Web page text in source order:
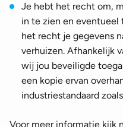
Je hebt het recht om,
in te zien en eventueel
het recht je gegevens
verhuizen. Afhankelijk
wij jou beveiligde
een kopie ervan
industriestandaard
Voor meer informatie kijk